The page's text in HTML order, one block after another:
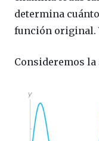
determina
función original.
Consideremos